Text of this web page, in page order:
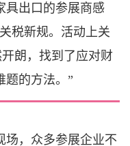
具出口的参展商感
税新规。活动上关
朗，找到了应对财
题的方法。”
场，众多参展企业不